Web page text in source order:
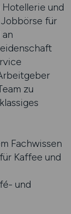
und
für
zu
Fachwissen
Kaffee und
und